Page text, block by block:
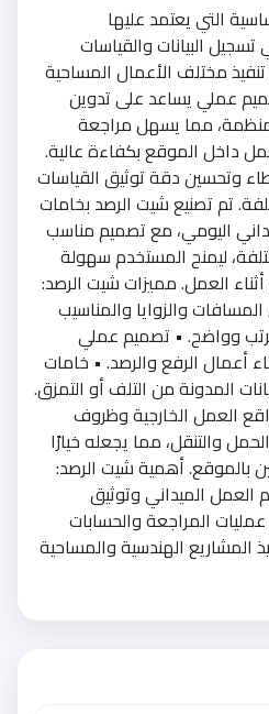
التي يعتمد عليها
البيانات والقياسات
تنفيذ مختلف الأعمال المساحية
عملي يساعد على تدوين
مما يسهل مراجعة
داخل الموقع بكفاءة عالية.
وتحسين دقة توثيق القياسات
تم تصنيع شيت الرصد بخامات
اليومي، مع تصميم مناسب
ليمنح المستخدم سهولة
العمل. مميزات شيت الرصد:
والزوايا والمناسيب
وواضح. • تصميم عملي
أعمال الرفع والرصد. • خامات
المدونة من التلف أو التمزق.
العمل الخارجية وظروف
والتنقل، مما يجعله خيارًا
بالموقع. أهمية شيت الرصد:
العمل الميداني وتوثيق
المراجعة والحسابات
المشاريع الهندسية والمساحية